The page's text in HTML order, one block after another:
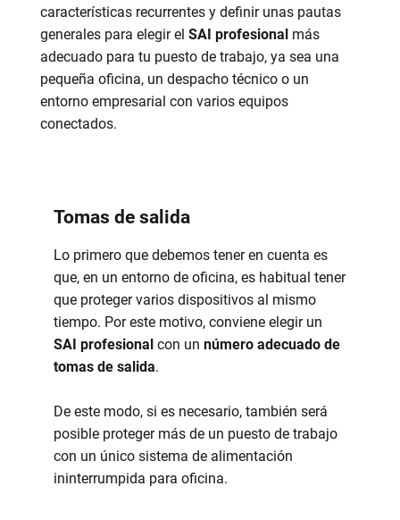
características recurrentes y definir unas pautas
generales para elegir el SAI profesional más
adecuado para tu puesto de trabajo, ya sea una
pequeña oficina, un despacho técnico o un
entorno empresarial con varios equipos
conectados.
Tomas de salida
Lo primero que debemos tener en cuenta es
que, en un entorno de oficina, es habitual tener
que proteger varios dispositivos al mismo
tiempo. Por este motivo, conviene elegir un
SAI profesional con un número adecuado de
tomas de salida.
De este modo, si es necesario, también será
posible proteger más de un puesto de trabajo
con un único sistema de alimentación
ininterrumpida para oficina.